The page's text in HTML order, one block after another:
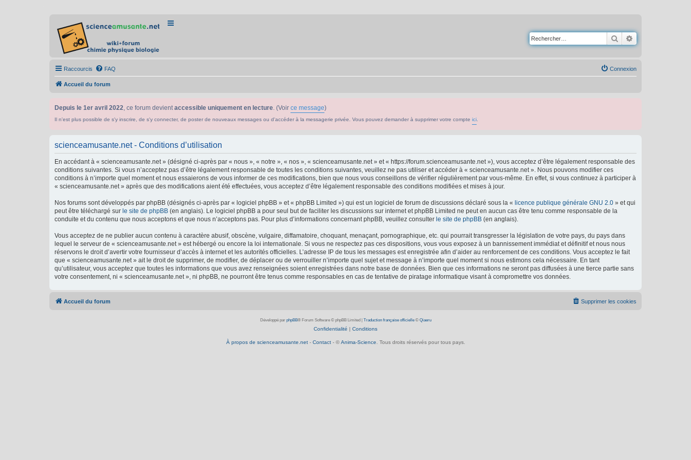
Rechercher
Raccourcis FAQ Connexion
Accueil du forum
Depuis le 1er avril 2022, ce forum devientaccessible uniquement en lecture. (Voir ce message)
Il n'est plus possible de s'y inscrire, de s'y connecter, de poster de nouveaux messages ou d'accéder à la messagerie privée. Vous pouvez demander à supprimer votre compte ici
scienceamusante.net - Conditions d’utilisation
En accédant à « scienceamusante.net » (désigné ci-après par « nous », « notre », « nos », « scienceamusante.net » et « https://forum.scienceamusante.net »), vous acceptez d’être légalement responsable des
conditions suivantes. Si vous n’acceptez pas d’être légalement responsable de toutes les conditions suivantes, veuillez ne pas utiliser et accéder à « scienceamusante.net ». Nous pouvons modifier ces
conditions à n’importe quel moment et nous essaierons de vous informer de ces modifications, bien que nous vous conseillons de vérifier régulièrement par vous-même. En effet, si vous continuez à participer à
« scienceamusante.net » après que des modifications aient été effectuées, vous acceptez d’être légalement responsable des conditions modifiées et mises à jour.
Nos forums sont développés par phpBB (désignés ci-après par « logiciel phpBB » et « phpBB Limited ») qui est un logiciel de forum de discussions déclaré sous la « licence publique générale GNU 2.0 » et qui
peut être téléchargé sur le site de phpBB (en anglais). Le logiciel phpBB a pour seul but de faciliter les discussions sur internet et phpBB Limited ne peut en aucun cas être tenu comme responsable de la
conduite et du contenu que nous acceptons et que nous n’acceptons pas. Pour plus d’informations concernant phpBB, veuillez consulter le site de phpBB (en anglais).
Vous acceptez de ne publier aucun contenu à caractère abusif, obscène, vulgaire, diffamatoire, choquant, menaçant, pornographique, etc. qui pourrait transgresser la législation de votre pays, du pays dans
lequel le serveur de « scienceamusante.net » est hébergé ou encore la loi internationale. Si vous ne respectez pas ces dispositions, vous vous exposez à un bannissement immédiat et définitif et nous nous
réservons le droit d’avertir votre fournisseur d’accès à internet et les autorités officielles. L’adresse IP de tous les messages est enregistrée afin d’aider au renforcement de ces conditions. Vous acceptez le fait
que « scienceamusante.net » ait le droit de supprimer, de modifier, de déplacer ou de verrouiller n’importe quel sujet et message à n’importe quel moment si nous estimons cela nécessaire. En tant
qu’utilisateur, vous acceptez que toutes les informations que vous avez renseignées soient enregistrées dans notre base de données. Bien que ces informations ne seront pas diffusées à une tierce partie sans
votre consentement, ni « scienceamusante.net », ni phpBB, ne pourront être tenus comme responsables en cas de tentative de piratage informatique visant à compromettre vos données.
Accueil du forum Supprimer les cookies
Développé par phpBB® Forum Software © phpBB Limited Traduction française officielle© Qiaeru
Confidentialité | Conditions
À propos de scienceamusante.net- Contact- © Anima-Science . Tous droits réservés pour tous pays.